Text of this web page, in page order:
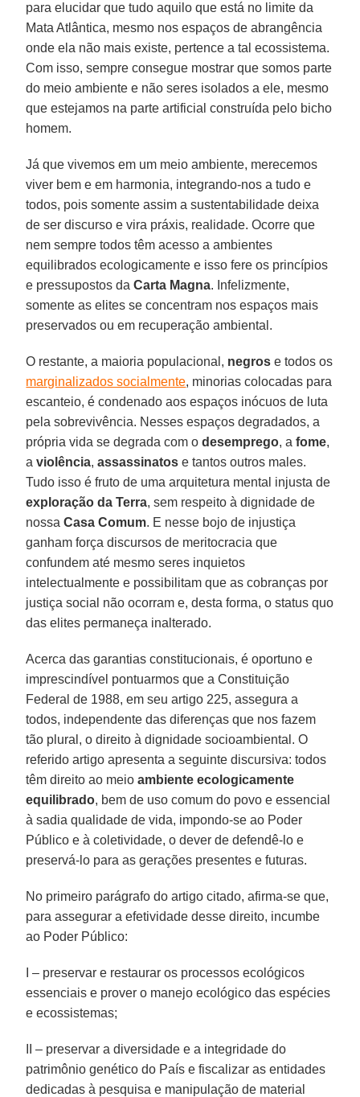
para elucidar que tudo aquilo que está no limite da
Mata Atlântica, mesmo nos espaços de abrangência
onde ela não mais existe, pertence a tal ecossistema.
Com isso, sempre consegue mostrar que somos parte
do meio ambiente e não seres isolados a ele, mesmo
que estejamos na parte artificial construída pelo bicho
homem.
Já que vivemos em um meio ambiente, merecemos
viver bem e em harmonia, integrando-nos a tudo e
todos, pois somente assim a sustentabilidade deixa
de ser discurso e vira práxis, realidade. Ocorre que
nem sempre todos têm acesso a ambientes
equilibrados ecologicamente e isso fere os princípios
e pressupostos daCarta Magna. Infelizmente,
somente as elites se concentram nos espaços mais
preservados ou em recuperação ambiental.
O restante, a maioria populacional, negros e todos os
marginalizados socialmente, minorias colocadas para
escanteio, é condenado aos espaços inócuos de luta
pela sobrevivência. Nesses espaços degradados, a
própria vida se degrada com odesemprego, afome,
aviolência,assassinatos e tantos outros males.
Tudo isso é fruto de uma arquitetura mental injusta de
exploração da Terra, sem respeito à dignidade de
nossaCasa Comum. E nesse bojo de injustiça
ganham força discursos de meritocracia que
confundem até mesmo seres inquietos
intelectualmente e possibilitam que as cobranças por
justiça social não ocorram e, desta forma, o status quo
das elites permaneça inalterado.
Acerca das garantias constitucionais, é oportuno e
imprescindível pontuarmos que a Constituição
Federal de 1988, em seu artigo 225, assegura a
todos, independente das diferenças que nos fazem
tão plural, o direito à dignidade socioambiental. O
referido artigo apresenta a seguinte discursiva: todos
têm direito ao meioambiente ecologicamente
equilibrado, bem de uso comum do povo e essencial
à sadia qualidade de vida, impondo-se ao Poder
Público e à coletividade, o dever de defendê-lo e
preservá-lo para as gerações presentes e futuras.
No primeiro parágrafo do artigo citado, afirma-se que,
para assegurar a efetividade desse direito, incumbe
ao Poder Público:
I – preservar e restaurar os processos ecológicos
essenciais e prover o manejo ecológico das espécies
e ecossistemas;
II – preservar a diversidade e a integridade do
patrimônio genético do País e fiscalizar as entidades
dedicadas à pesquisa e manipulação de material